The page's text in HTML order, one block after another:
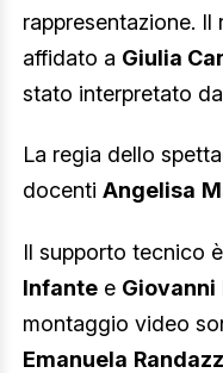
rappresentazione.
affidato a Giulia
stato interpretato da
La regia dello
docenti Angelisa
Il supporto tecnico
Infante e Giovanni
montaggio video
Emanuela